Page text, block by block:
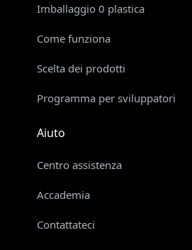
Imballaggio 0 plastica
Come funziona
Scelta dei prodotti
Programma per sviluppatori
Aiuto
Centro assistenza
Accademia
Contattateci